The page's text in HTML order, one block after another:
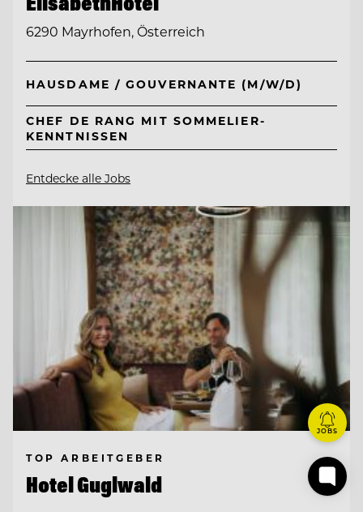
6290 Mayrhofen, Österreich
HAUSDAME / GOUVERNANTE (M/W/D)
CHEF DE RANG MIT SOMMELIER-
KENNTNISSEN
Entdecke alle Jobs
TOP ARBEITGEBER
Hotel Guglwald
JOBS